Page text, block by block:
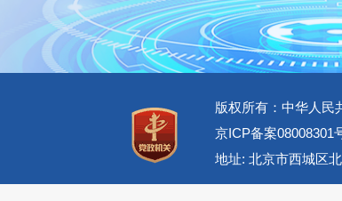
版权所有：中华人民
京ICP备案08008301
地址: 北京市西城区